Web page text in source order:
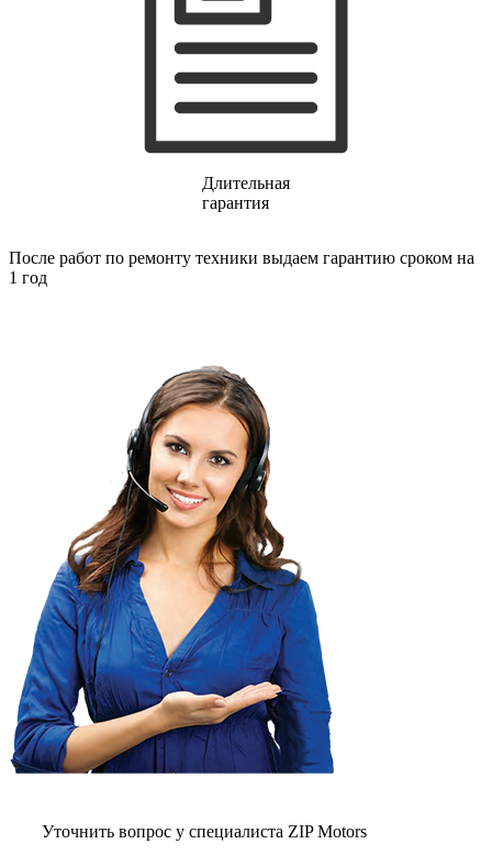
Длительная
гарантия
После работ по ремонту техники выдаем гарантию сроком на
1 год
Уточнить вопрос у специалиста ZIP Motors